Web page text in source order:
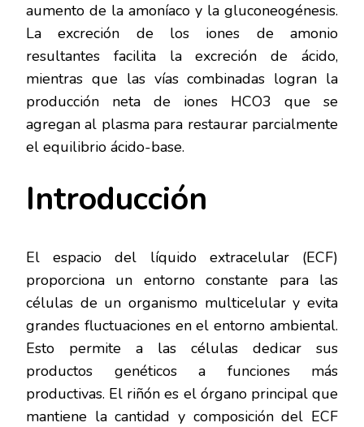
aumento de la amoníaco y la gluconeogénesis.
La excreción de los iones de amonio
resultantes facilita la excreción de ácido,
mientras que las vías combinadas logran la
producción neta de iones HCO3 que se
agregan al plasma para restaurar parcialmente
el equilibrio ácido-base.
Introducción
El espacio del líquido extracelular (ECF)
proporciona un entorno constante para las
células de un organismo multicelular y evita
grandes fluctuaciones en el entorno ambiental.
Esto permite a las células dedicar sus
productos genéticos a funciones más
productivas. El riñón es el órgano principal que
mantiene la cantidad y composición del ECF